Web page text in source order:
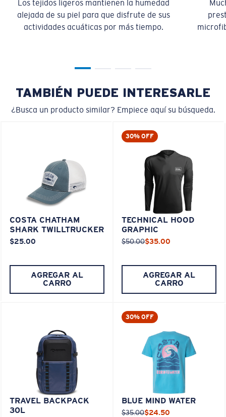
Los tejidos ligeros mantienen la humedad
alejada de su piel para que disfrute de sus
actividades acuáticas por más tiempo.
TAMBIÉN PUEDE INTERESARLE
¿Busca un producto similar? Empiece aquí su búsqueda.
COSTA CHATHAM
SHARK TWILLTRUCKER
$25.00
AGREGAR AL
CARRO
30% OFF
TECHNICAL HOOD
GRAPHIC
$50.00$35.00
AGREGAR AL
CARRO
TRAVEL BACKPACK
30L
30% OFF
BLUE MIND WATER
$35.00$24.50